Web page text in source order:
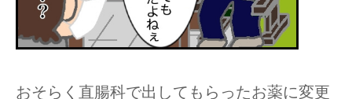
おそらく直腸科で出してもらったお薬に変更